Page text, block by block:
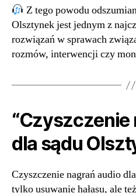
Z tego powodu
Olsztynek jest jednym z
rozwiązań w sprawach
rozmów, interwencji czy
“Czyszczenie
dla sądu
Czyszczenie nagrań audio
tylko usuwanie hałasu, ale